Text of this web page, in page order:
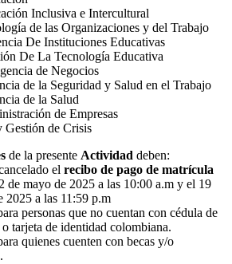
Inclusiva e Intercultural
de las Organizaciones y del Trabajo
De Instituciones Educativas
De La Tecnología Educativa
de Negocios
de la Seguridad y Salud en el Trabajo
de la Salud
de Empresas
Gestión de Crisis
de la presente Actividad deben:
el recibo de pago de matrícula
de mayo de 2025 a las 10:00 a.m y el 19
2025 a las 11:59 p.m
personas que no cuentan con cédula de
tarjeta de identidad colombiana.
quienes cuenten con becas y/o